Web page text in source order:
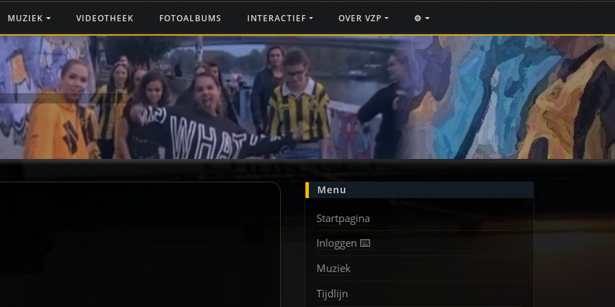
MUZIEK VIDEOTHEEK FOTOALBUMS INTERACTIEF OVER VZP ⚙️
Menu
Startpagina
Inloggen ⌨️
Muziek
Tijdlijn